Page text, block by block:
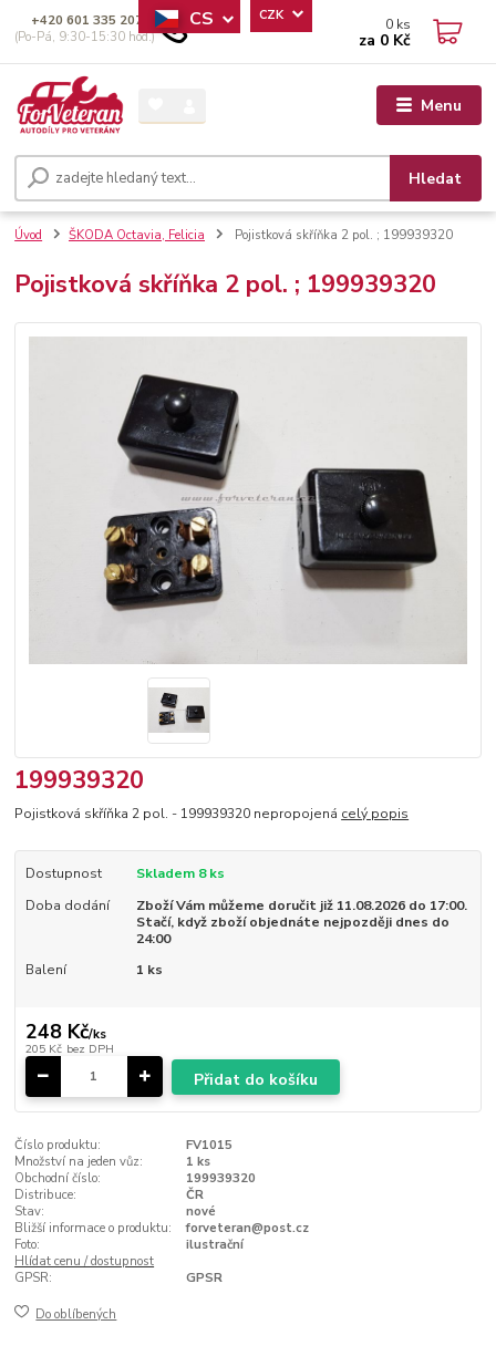
Menu
CS CZK
Hledat
+420 601 335 207
(Po-Pá, 9:30-15:30 hod.)
0 ks
za 0 Kč
Úvod ŠKODA Octavia, Felicia Pojistková skříňka 2 pol. ; 199939320
Pojistková skříňka 2 pol. ; 199939320
199939320
Pojistková skříňka 2 pol. - 199939320 nepropojená celý popis
Dostupnost
Skladem 8 ks
Doba dodání
Zboží Vám můžeme doručit již 11.08.2026 do 17:00.
Stačí, když zboží objednáte nejpozději dnes do
24:00
Balení
1 ks
248 Kč/ks
205 Kč bez DPH
Přidat do košíku
Číslo produktu:
FV1015
Množství na jeden vůz:
1 ks
Obchodní číslo:
199939320
Distribuce:
ČR
Stav:
nové
Bližší informace o produktu:
forveteran@post.cz
Foto:
ilustrační
Hlídat cenu / dostupnost
GPSR:
GPSR
Do oblíbených